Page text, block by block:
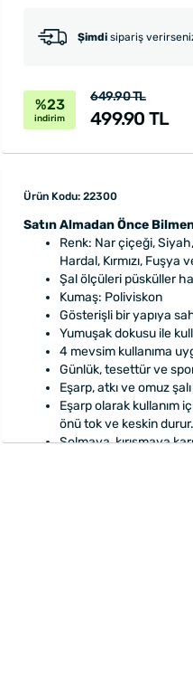
Şimdi sipariş
%23
indirim
649.90 TL
499.90 TL
Ürün Kodu: 22300
Satın Almadan Önce
Renk: Nar çiçeği,
Hardal, Kırmızı, Fuşya
Şal ölçüleri püsküller
Kumaş: Poliviskon
Gösterişli bir yapıya
Yumuşak dokusu ile
4 mevsim kullanıma
Günlük, tesettür ve
Eşarp, atkı ve omuz
Eşarp olarak kullanım
önü tok ve keskin durur.
Solmaya, kırışmaya